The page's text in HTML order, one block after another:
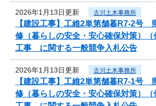
2026年1月13日更新 古川土木事務所
【建設工事】工維2単第舗暮R7-2号
修（暮らしの安全・安心確保対策）
工事 に関する一般競争入札公告
2026年1月13日更新 古川土木事務所
【建設工事】工維2単第舗暮R7-1号
修（暮らしの安全・安心確保対策）